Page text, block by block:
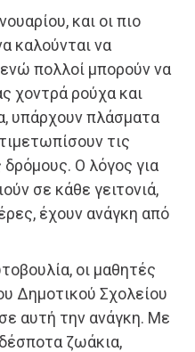
και οι πιο
καλούνται να
πολλοί μπορούν να
χοντρά ρούχα και
υπάρχουν πλάσματα
τις
Ο λόγος για
σε κάθε γειτονιά,
έχουν ανάγκη από
οι μαθητές
Δημοτικού Σχολείου
αυτή την ανάγκη. Με
ζωάκια,